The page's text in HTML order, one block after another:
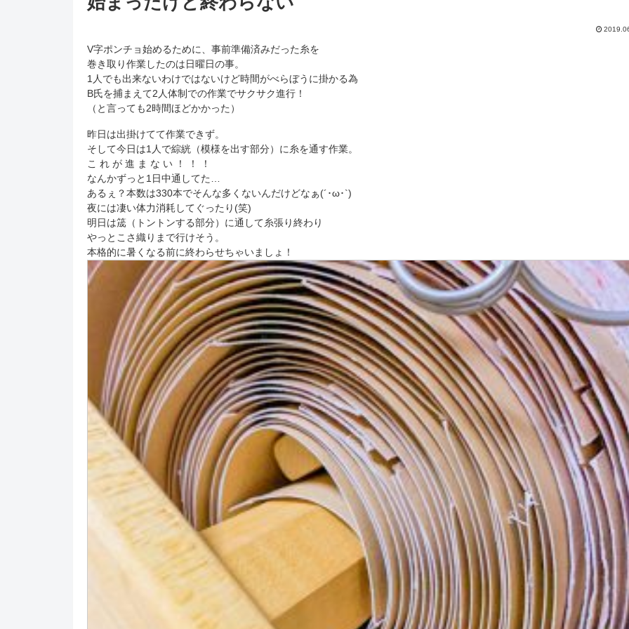
V字ポンチョ始めるために、事前準備済みだった糸を
巻き取り作業したのは日曜日の事。
1人でも出来ないわけではないけど時間がべらぼうに掛かる為
B氏を捕まえて2人体制での作業でサクサク進行！
（と言っても2時間ほどかかった）
昨日は出掛けてて作業できず。
そして今日は1人で綜絖（模様を出す部分）に糸を通す作業。
こ れ が 進 ま な い ！ ！ ！
なんかずっと1日中通してた…
あるぇ？本数は330本でそんな多くないんだけどなぁ(´･ω･`)
夜には凄い体力消耗してぐったり(笑)
明日は筬（トントンする部分）に通して糸張り終わり
やっとこさ織りまで行けそう。
本格的に暑くなる前に終わらせちゃいましょ！